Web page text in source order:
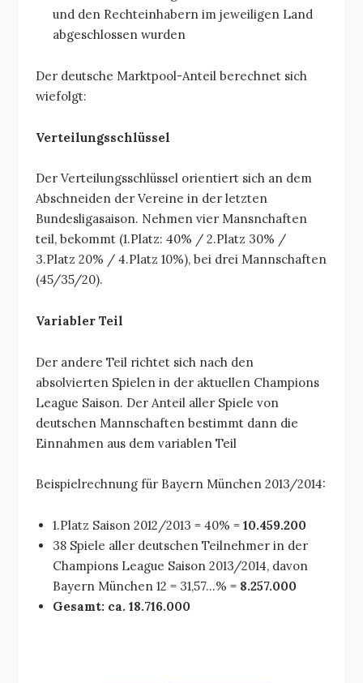
und den Rechteinhabern im jeweiligen Land
abgeschlossen wurden
Der deutsche Marktpool-Anteil berechnet sich
wiefolgt:
Verteilungsschlüssel
Der Verteilungsschlüssel orientiert sich an dem
Abschneiden der Vereine in der letzten
Bundesligasaison. Nehmen vier Mansnchaften
teil, bekommt (1.Platz: 40% / 2.Platz 30% /
3.Platz 20% / 4.Platz 10%), bei drei Mannschaften
(45/35/20).
Variabler Teil
Der andere Teil richtet sich nach den
absolvierten Spielen in der aktuellen Champions
League Saison. Der Anteil aller Spiele von
deutschen Mannschaften bestimmt dann die
Einnahmen aus dem variablen Teil
Beispielrechnung für Bayern München 2013/2014:
1.Platz Saison 2012/2013 = 40% = 10.459.200
38 Spiele aller deutschen Teilnehmer in der
Champions League Saison 2013/2014, davon
Bayern München 12 = 31,57…% = 8.257.000
Gesamt: ca. 18.716.000